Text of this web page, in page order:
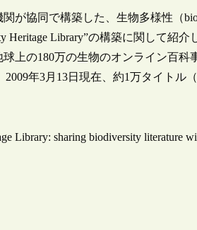
が協同で構築した、生物多様性（
Library”の構築に関して紹介
上の180万の生物のオンライン百科
年3月13日現在、約1万タイトル
Library: sharing biodiversity literature